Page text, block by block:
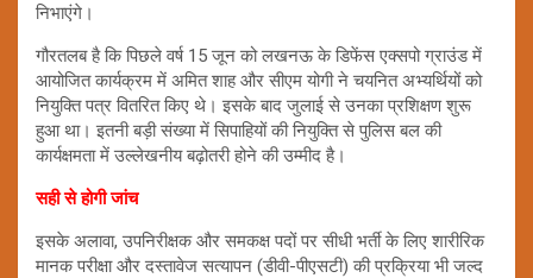
निभाएंगे।
गौरतलब है कि पिछले वर्ष 15 जून को लखनऊ के डिफेंस एक्सपो ग्राउंड में
आयोजित कार्यक्रम में अमित शाह और सीएम योगी ने चयनित अभ्यर्थियों को
नियुक्ति पत्र वितरित किए थे। इसके बाद जुलाई से उनका प्रशिक्षण शुरू
हुआ था। इतनी बड़ी संख्या में सिपाहियों की नियुक्ति से पुलिस बल की
कार्यक्षमता में उल्लेखनीय बढ़ोतरी होने की उम्मीद है।
सही से होगी जांच
इसके अलावा, उपनिरीक्षक और समकक्ष पदों पर सीधी भर्ती के लिए शारीरिक
मानक परीक्षा और दस्तावेज सत्यापन (डीवी-पीएसटी) की प्रक्रिया भी जल्द